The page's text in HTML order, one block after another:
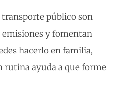
transporte público son
y fomentan
hacerlo en familia,
rutina ayuda a que forme